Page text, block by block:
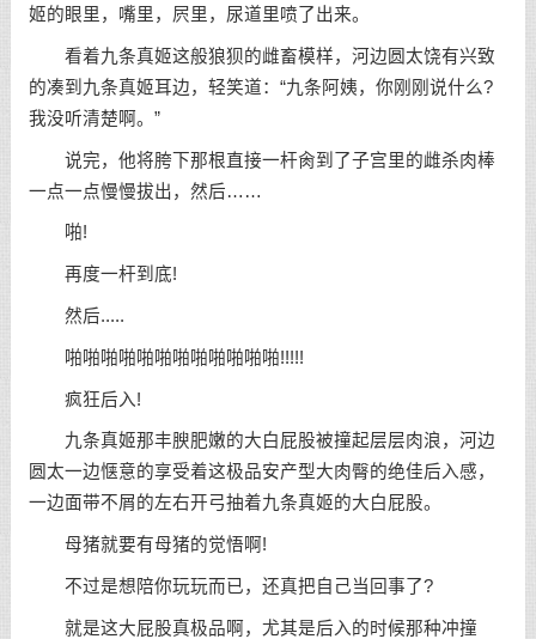
姬的眼里，嘴里，屄里，尿道里喷了出来。
看着九条真姬这般狼狈的雌畜模样，河边圆太饶有兴致
的凑到九条真姬耳边，轻笑道：“九条阿姨，你刚刚说什么?
我没听清楚啊。”
说完，他将胯下那根直接一杆肏到了子宫里的雌杀肉棒
一点一点慢慢拔出，然后……
啪!
再度一杆到底!
然后.....
啪啪啪啪啪啪啪啪啪啪啪啪!!!!!
疯狂后入!
九条真姬那丰腴肥嫩的大白屁股被撞起层层肉浪，河边
圆太一边惬意的享受着这极品安产型大肉臀的绝佳后入感，
一边面带不屑的左右开弓抽着九条真姬的大白屁股。
母猪就要有母猪的觉悟啊!
不过是想陪你玩玩而已，还真把自己当回事了?
就是这大屁股真极品啊，尤其是后入的时候那种冲撞